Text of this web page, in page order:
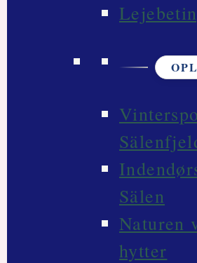
Sälen
Naturen
hytter